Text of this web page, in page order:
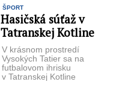
ŠPORT
Hasičská súťaž v
Tatranskej Kotline
V krásnom prostredí
Vysokých Tatier sa na
futbalovom ihrisku
v Tatranskej Kotline